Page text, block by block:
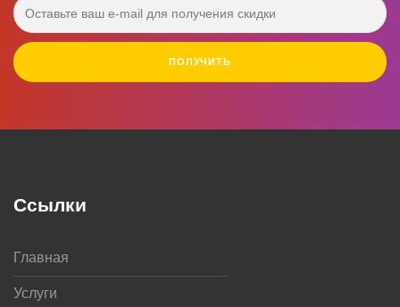
ПОЛУЧИТЬ
Ссылки
Главная
Услуги